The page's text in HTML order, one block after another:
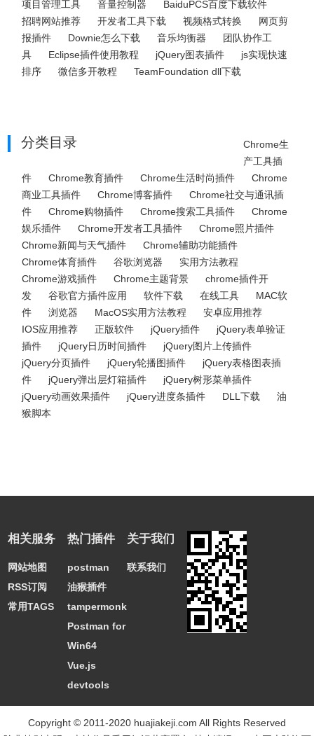
项目管理工具
音量控制器
BaiduPCS百度下载软件
招聘网站推荐
开发者工具下载 视频格式转换
网页剪
报插件
Downie怎么下载 音乐均衡器
团队协作工
具
Eclipse插件使用教程 jQuery图表插件
js实现快速
排序
微信多开教程 TeamFoundation dll下载
分类目录
Chrome生
产工具插
件
Chrome教育插件 Chrome生活时尚插件
Chrome
商业工具插件
Chrome博客插件
Chrome社交与通讯插
件
Chrome购物插件 Chrome搜索工具插件
Chrome
娱乐插件
Chrome开发者工具插件
Chrome照片插件
Chrome新闻与天气插件
Chrome辅助功能插件
Chrome体育插件
谷歌浏览器
实用方法教程
Chrome游戏插件
Chrome主题背景
chrome插件开
发
谷歌官方插件应用 软件下载 在线工具
MAC软
件
浏览器 MacOS实用方法教程
安卓应用推荐
IOS应用推荐
正版软件 jQuery插件
jQuery表单验证
插件
jQuery日历时间插件
jQuery图片上传插件
jQuery分页插件
jQuery轮播图插件
jQuery表格图表插
件
jQuery弹出层灯箱插件
jQuery树形菜单插件
jQuery动画效果插件
jQuery进度条插件 DLL下载
油
猴脚本
相关服务
网站地图
RSS订阅
常用TAGS
热门插件
postman
油猴插件
tampermonkey
Postman for
Win64
Vue.js
devtools
关于我们
联系我们
Copyright © 2011-2020 huajiakeji.com All Rights Reserved